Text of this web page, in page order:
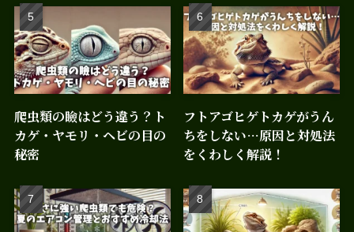
爬虫類の瞼はどう違う？ト
カゲ・ヤモリ・ヘビの目の
秘密
フトアゴヒゲトカゲがうん
ちをしない…原因と対処法
をくわしく解説！